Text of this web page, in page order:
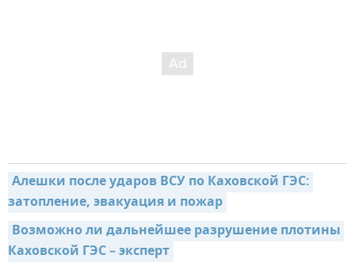
Алешки после ударов ВСУ по Каховской ГЭС:
затопление, эвакуация и пожар
Возможно ли дальнейшее разрушение плотины
Каховской ГЭС – эксперт